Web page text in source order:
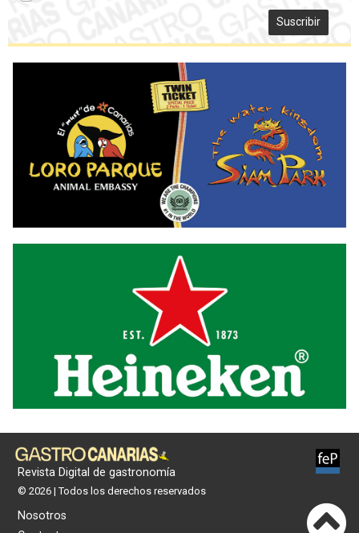
Suscribir
Revista Digital de gastronomía
© 2026 | Todos los derechos reservados
Nosotros